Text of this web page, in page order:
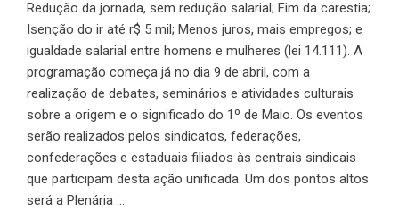
Redução da jornada, sem redução salarial; Fim da carestia;
Isenção do ir até r$ 5 mil; Menos juros, mais empregos; e
igualdade salarial entre homens e mulheres (lei 14.111). A
programação começa já no dia 9 de abril, com a
realização de debates, seminários e atividades culturais
sobre a origem e o significado do 1º de Maio. Os eventos
serão realizados pelos sindicatos, federações,
confederações e estaduais filiados às centrais sindicais
que participam desta ação unificada. Um dos pontos altos
será a Plenária ...